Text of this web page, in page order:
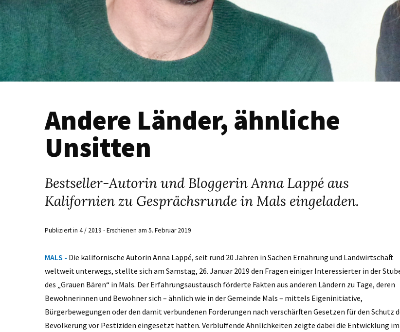
Andere Länder, ähnliche
Unsitten
Bestseller-Autorin und Bloggerin Anna Lappé aus
Kalifornien zu Gesprächsrunde in Mals eingeladen.
Publiziert in 4 / 2019 - Erschienen am 5. Februar 2019
MALS - Die kalifornische Autorin Anna Lappé, seit rund 20 Jahren in Sachen Ernährung und Landwirtschaft
weltweit unterwegs, stellte sich am Samstag, 26. Januar 2019 den Fragen einiger Interessierter in der
des „Grauen Bären“ in Mals. Der Erfahrungsaustausch förderte Fakten aus anderen Ländern zu Tage, deren
Bewohnerinnen und Bewohner sich – ähnlich wie in der Gemeinde Mals – mittels Eigeninitiative,
Bürgerbewegungen oder den damit verbundenen Forderungen nach verschärften Gesetzen für den Schutz
Bevölkerung vor Pestiziden eingesetzt hatten. Verblüffende Ähnlichkeiten zeigte dabei die Entwicklung im